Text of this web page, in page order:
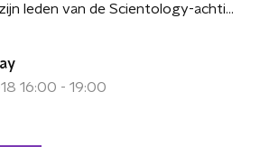
Er zijn leden van de Scientology-achtige sekte Avatar actief in het onderwijs!
16:00 - 19:00